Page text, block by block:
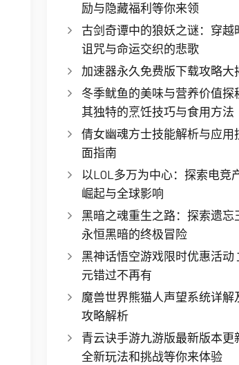
励与隐藏福利等你来领
古剑奇谭中的狼妖之谜：穿越
诅咒与命运交织的悲歌
加速器永久免费版下载攻略大
冬季鱿鱼的美味与营养价值探
其独特的烹饪技巧与食用方法
倩女幽魂方士技能解析与应用
面指南
以LOL多万为中心：探索电竞
崛起与全球影响
黑暗之魂重生之路：探索遗忘
永恒黑暗的终极冒险
黑神话悟空游戏限时优惠活动
元错过不再有
魔兽世界熊猫人声望系统详解
攻略解析
青云诀手游九游版最新版本更
全新玩法和挑战等你来体验